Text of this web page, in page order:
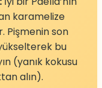
karamelize
Pişmenin son
bu
(yanık kokusu
alın).